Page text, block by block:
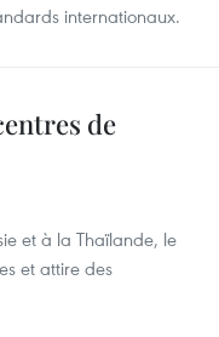
internationaux.
de
et à la Thaïlande, le
et attire des